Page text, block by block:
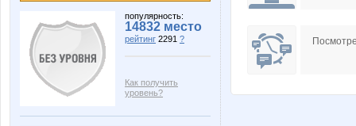
популярность:
14832 место
рейтинг 2291 ?
Как получить
уровень?
Перожок